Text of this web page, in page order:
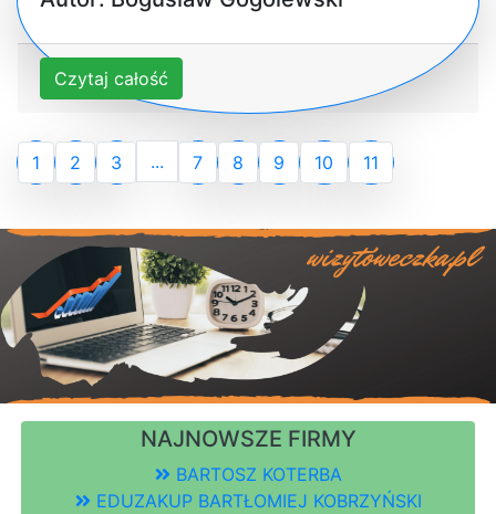
Czytaj całość
1 2 3 ... 7 8 9 10 11
NAJNOWSZE FIRMY
BARTOSZ KOTERBA
EDUZAKUP BARTŁOMIEJ KOBRZYŃSKI